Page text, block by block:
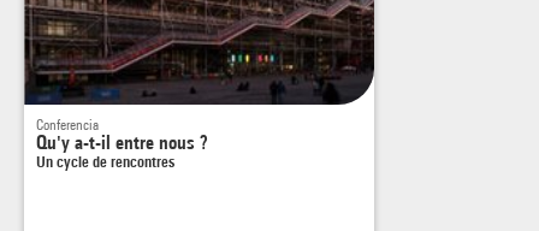
Conferencia
Qu'y a-t-il entre nous ?
Un cycle de rencontres